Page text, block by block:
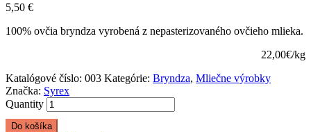
5,50 €
100% ovčia bryndza vyrobená z nepasterizovaného ovčieho mlieka.
22,00€/kg
Katalógové číslo: 003 Kategórie: Bryndza, Mliečne výrobky
Značka: Syrex
Quantity
Do košíka